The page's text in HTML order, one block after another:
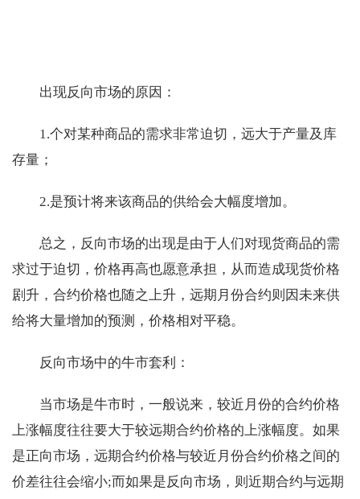
出现反向市场的原因：
1.个对某种商品的需求非常迫切，远大于产量及库
存量；
2.是预计将来该商品的供给会大幅度增加。
总之，反向市场的出现是由于人们对现货商品的需
求过于迫切，价格再高也愿意承担，从而造成现货价格
剧升，合约价格也随之上升，远期月份合约则因未来供
给将大量增加的预测，价格相对平稳。
反向市场中的牛市套利：
当市场是牛市时，一般说来，较近月份的合约价格
上涨幅度往往要大于较远期合约价格的上涨幅度。如果
是正向市场，远期合约价格与较近月份合约价格之间的
价差往往会缩小;而如果是反向市场，则近期合约与远期